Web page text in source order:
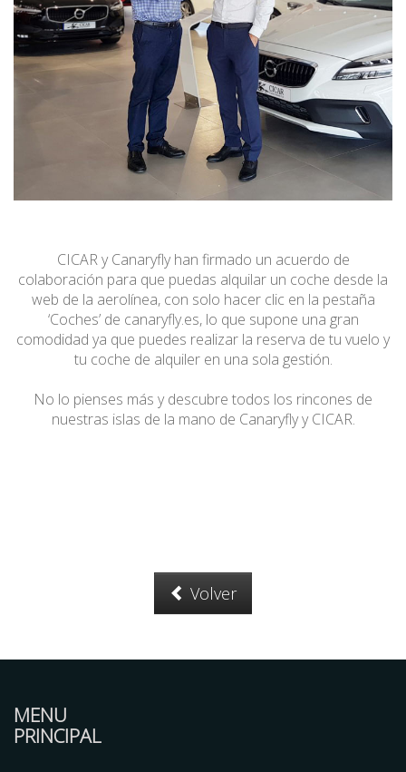
CICAR y Canaryfly han firmado un acuerdo de
colaboración para que puedas alquilar un coche desde la
web de la aerolínea, con solo hacer clic en la pestaña
‘Coches’ de canaryfly.es, lo que supone una gran
comodidad ya que puedes realizar la reserva de tu vuelo y
tu coche de alquiler en una sola gestión.
No lo pienses más y descubre todos los rincones de
nuestras islas de la mano de Canaryfly y CICAR.
Volver
MENU
PRINCIPAL